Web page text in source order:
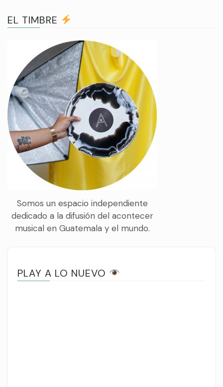
EL TIMBRE
Somos un espacio independiente
dedicado a la difusión del acontecer
musical en Guatemala y el mundo.
PLAY A LO NUEVO